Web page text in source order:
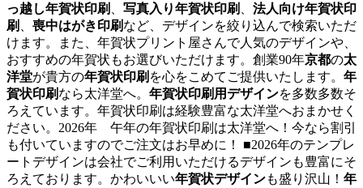
っ越し年賀状印刷
写真入り年賀状印刷
法人向け年賀状印
刷
喪中はがき印刷 など、デザインを絞り込んで検索いただ
けます。また、年賀状プリント屋さんで人気のデザインや、
おすすめの年賀状もお選びいただけます。創業90年京都の太
洋堂が貴方の年賀状印刷 を心をこめてご提供いたします。 年
賀状印刷 なら太洋堂へ。 年賀状印刷用デザインを多数多数そ
ろえています。年賀状印刷は経験豊富な太洋堂へおまかせく
ださい。2026年 午年の年賀状印刷は太洋堂へ！今なら割引
も付いていますのでご注文はお早めに！ ■2026年のテンプレ
ートデザインは会社でご利用いただけるデザインも豊富にそ
ろえております。かわいいい年賀状デザインも盛り沢山！ 年